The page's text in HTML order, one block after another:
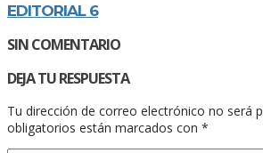
EDITORIAL 6
SIN COMENTARIO
DEJA TU RESPUESTA
Tu dirección de correo electrónico no será
obligatorios están marcados con *